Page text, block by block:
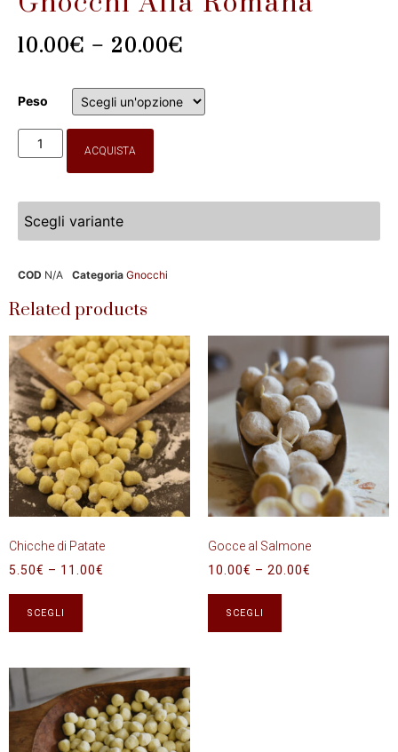
10.00€ – 20.00€
Peso
ACQUISTA
Scegli variante
COD N/A Categoria Gnocchi
Related products
Chicche di Patate
5.50€ – 11.00€
SCEGLI
Gocce al Salmone
10.00€ – 20.00€
SCEGLI